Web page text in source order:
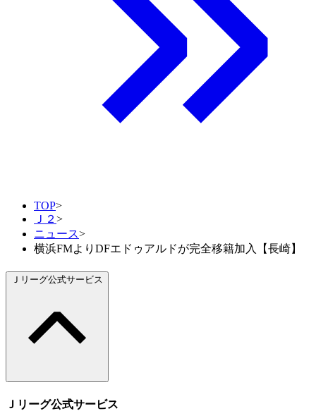
TOP>
Ｊ２ >
ニュース>
横浜FMよりDFエドゥアルドが完全移籍加入【長崎】
Ｊリーグ公式サービス
Ｊリーグ公式サービス